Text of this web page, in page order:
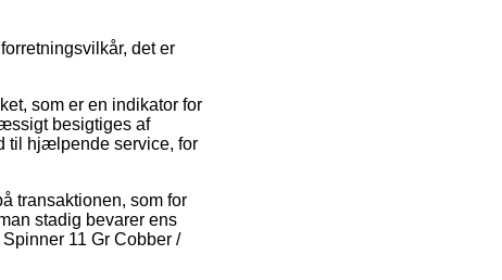
det er
som er en indikator for
besigtiges af
til hjælpende service, for
transaktionen, som for
stadig bevarer ens
11 Gr Cobber /